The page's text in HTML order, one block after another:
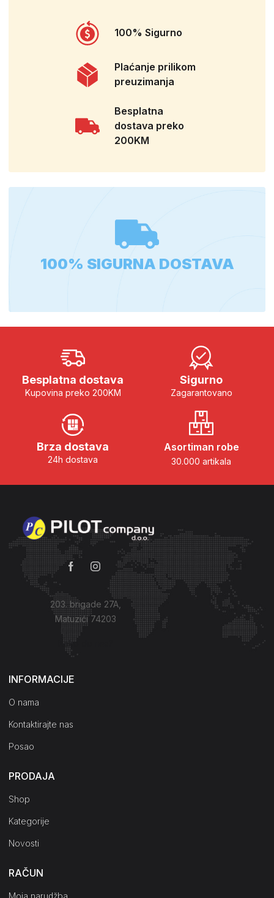
100% Sigurno
Plaćanje prilikom
preuzimanja
Besplatna
dostava preko
200KM
100% SIGURNA DOSTAVA
Besplatna dostava
Kupovina preko 200KM
Sigurno
Zagarantovano
Brza dostava
24h dostava
Asortiman robe
30.000 artikala
203. brigade 27A,
Matuzići 74203
Kako do nas?
INFORMACIJE
O nama
Kontaktirajte nas
Posao
PRODAJA
Shop
Kategorije
Novosti
RAČUN